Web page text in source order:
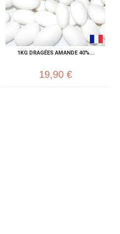
1KG DRAGÉES AMANDE 40%...
19,90 €